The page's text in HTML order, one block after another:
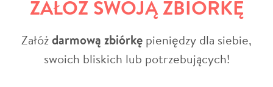
ZAŁÓŻ SWOJĄ ZBIÓRKĘ
Załóżdarmową zbiórkę pieniędzy dla siebie,
swoich bliskich lub potrzebujących!